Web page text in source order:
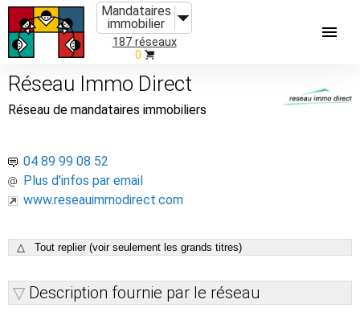
Mandataires
immobilier
187 réseaux
0
Réseau Immo Direct
Réseau de mandataires immobiliers
04 89 99 08 52
Plus d'infos par email
www.reseauimmodirect.com
△ Tout replier (voir seulement les grands titres)
Description fournie par le réseau